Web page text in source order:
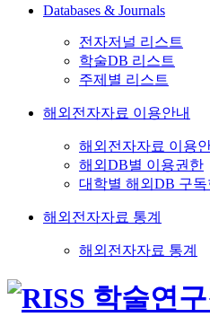
Databases & Journals
전자저널 리스트
학술DB 리스트
주제별 리스트
해외전자자료 이용안내
해외전자자료 이용
해외DB별 이용권한
대학별 해외DB 구
해외전자자료 통계
해외전자자료 통계